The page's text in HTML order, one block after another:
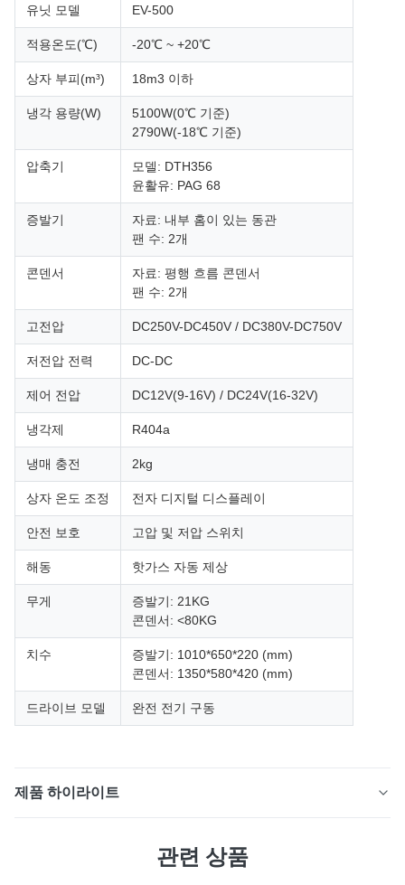
유닛 모델 EV-500
적용온도(℃) -20℃ ~ +20℃
상자 부피(m³) 18m3 이하
냉각 용량(W)
5100W(0℃ 기준)
2790W(-18℃ 기준)
압축기
모델: DTH356
윤활유: PAG 68
증발기
자료: 내부 홈이 있는 동관
팬 수: 2개
콘덴서
자료: 평행 흐름 콘덴서
팬 수: 2개
고전압 DC250V-DC450V / DC380V-DC750V
저전압 전력 DC-DC
제어 전압 DC12V(9-16V) / DC24V(16-32V)
냉각제 R404a
냉매 충전 2kg
상자 온도 조정 전자 디지털 디스플레이
안전 보호 고압 및 저압 스위치
해동 핫가스 자동 제상
무게
증발기: 21KG
콘덴서: <80KG
치수
증발기: 1010*650*220 (mm)
콘덴서: 1350*580*420 (mm)
드라이브 모델 완전 전기 구동
제품 하이라이트
형, 내구성이 뛰어난 IP67 설계로 최대 19m² 상자 용량을
관련 상품